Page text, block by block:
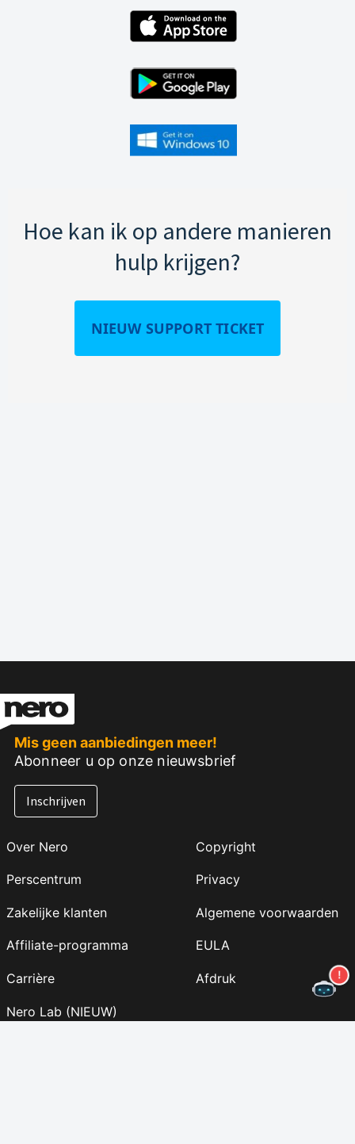
Hoe kan ik op andere manieren
hulp krijgen?
NIEUW SUPPORT TICKET
Mis geen aanbiedingen meer!
Abonneer u op onze nieuwsbrief
Inschrijven
Over Nero
Perscentrum
Zakelijke klanten
Affiliate-programma
Carrière
Nero Lab (NIEUW)
Copyright
Privacy
Algemene voorwaarden
EULA
Afdruk